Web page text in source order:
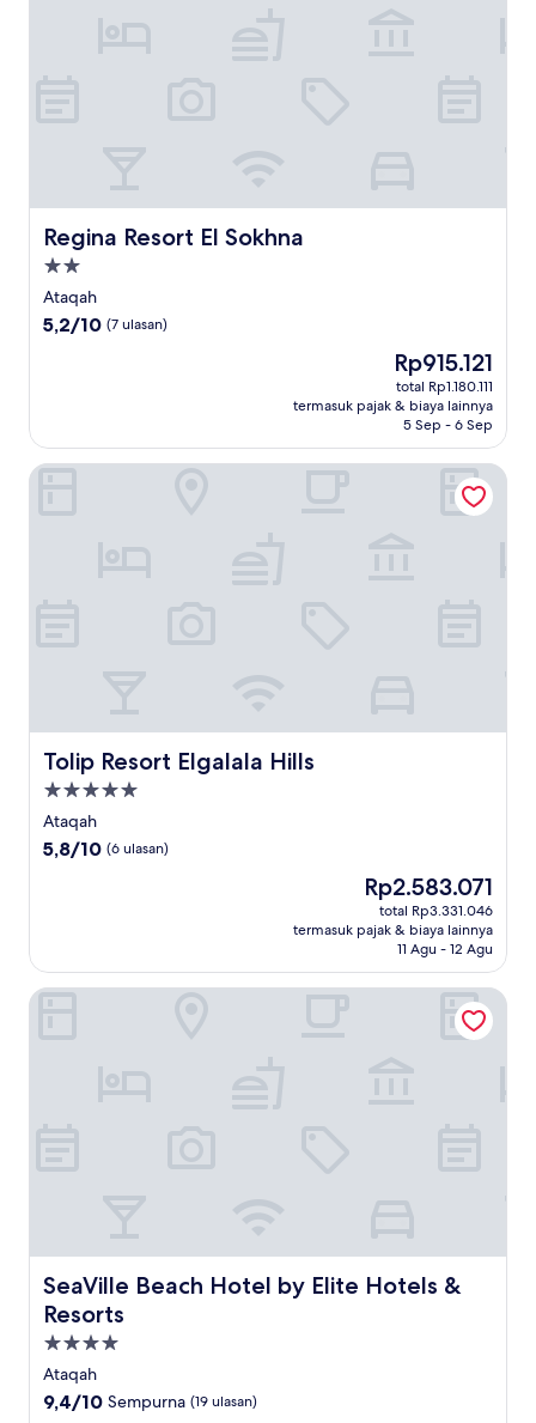
Regina Resort El Sokhna
Regina Resort El Sokhna
Properti
bintang
2.0
Ataqah
5.2
5,2/10 (7 ulasan)
Harga
sekarang
Rp915.121
Rp915.121
total Rp1.180.111
termasuk pajak & biaya lainnya
5 Sep - 6 Sep
Tolip Resort Elgalala Hills
Tolip Resort Elgalala Hills
Properti
bintang
5.0
Ataqah
5.8
5,8/10 (6 ulasan)
Harga
sekarang
Rp2.583.071
Rp2.583.071
total Rp3.331.046
termasuk pajak & biaya lainnya
11 Agu - 12 Agu
Tolip Resort Elgalala Hills
SeaVille Beach Hotel by Elite Hotels &
Resorts
SeaVille Beach Hotel by Elite Hotels & Resorts
Properti
bintang
4.0
Ataqah
9.4
9,4/10 Sempurna (19 ulasan)
SeaVille Beach Hotel by Elite Hotels & Resorts